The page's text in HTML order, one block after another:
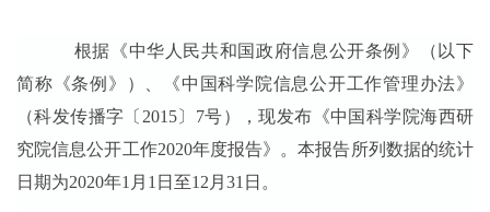
根据《中华人民共和国政府信息公开条例》（以下
简称《条例》）、《中国科学院信息公开工作管理办法》
（科发传播字〔2015〕7号），现发布《中国科学院海西研
究院信息公开工作2020年度报告》。本报告所列数据的统计
日期为2020年1月1日至12月31日。